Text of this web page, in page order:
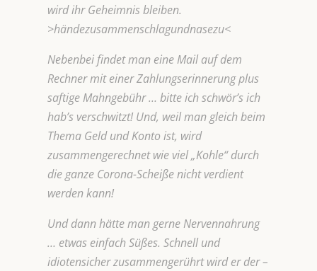
wird ihr Geheimnis bleiben.
>händezusammenschlagundnasezu<
Nebenbei findet man eine Mail auf dem
Rechner mit einer Zahlungserinnerung plus
saftige Mahngebühr … bitte ich schwör’s ich
hab’s verschwitzt! Und, weil man gleich beim
Thema Geld und Konto ist, wird
zusammengerechnet wie viel „Kohle“ durch
die ganze Corona-Scheiße nicht verdient
werden kann!
Und dann hätte man gerne Nervennahrung
… etwas einfach Süßes. Schnell und
idiotensicher zusammengerührt wird er der –